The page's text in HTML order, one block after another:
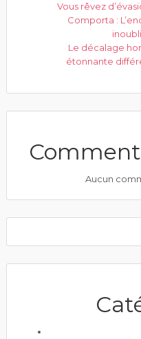
Vous rêvez
Comporta :
Le décalage
étonnante
Aucun